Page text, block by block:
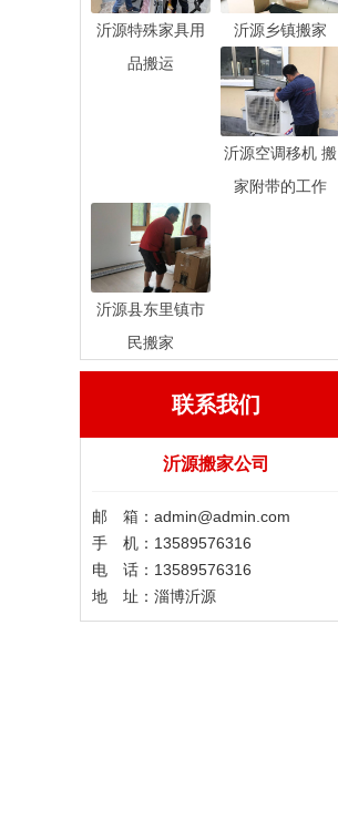
沂源特殊家具用
品搬运
沂源乡镇搬家
沂源空调移机 搬
家附带的工作
沂源县东里镇市
民搬家
联系我们
沂源搬家公司
邮 箱：admin@admin.com
手 机：13589576316
电 话：13589576316
地 址：淄博沂源